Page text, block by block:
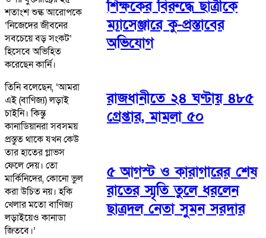
শতাংশ শুল্ক আরোপকে
‘নিজেদের জীবনের
সবচেয়ে বড় সংকট’
হিসেবে অভিহিত
করেছেন কার্নি।
তিনি বলেছেন, ‘আমরা
এই (বাণিজ্য) লড়াই
চাইনি। কিন্তু
কানাডিয়ানরা সবসময়
প্রস্তুত থাকে যখন কেউ
তার হাতের গ্লাভস
ফেলে দেয়। তো
মার্কিনিদের, কোনো ভুল
করা উচিত নয়। হকি
খেলার মতো বাণিজ্য
লড়াইয়েও কানাডা
জিতবে।’
শিক্ষকের বিরুদ্ধে ছাত্রীকে
ম্যাসেঞ্জারে কু-প্রস্তাবের
অভিযোগ
রাজধানীতে ২৪ ঘণ্টায় ৪৮৫
গ্রেপ্তার, মামলা ৫০
৫ আগস্ট ও কারাগারের শেষ
রাতের স্মৃতি তুলে ধরলেন
ছাত্রদল নেতা সুমন সরদার